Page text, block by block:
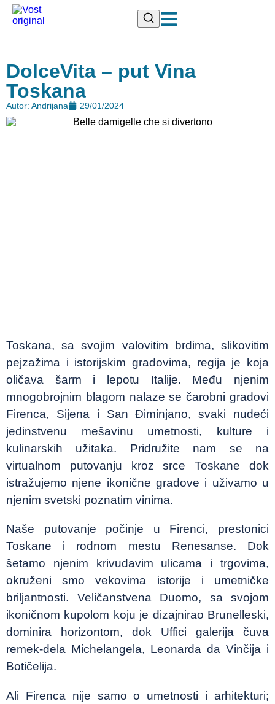
DolceVita – put Vina
Toskana
Autor: Andrijana 29/01/2024
Toskana, sa svojim valovitim brdima, slikovitim
pejzažima i istorijskim gradovima, regija je koja
oličava šarm i lepotu Italije. Među njenim
mnogobrojnim blagom nalaze se čarobni gradovi
Firenca, Sijena i San Điminjano, svaki nudeći
jedinstvenu mešavinu umetnosti, kulture i
kulinarskih užitaka. Pridružite nam se na
virtualnom putovanju kroz srce Toskane dok
istražujemo njene ikonične gradove i uživamo u
njenim svetski poznatim vinima.
Naše putovanje počinje u Firenci, prestonici
Toskane i rodnom mestu Renesanse. Dok
šetamo njenim krivudavim ulicama i trgovima,
okruženi smo vekovima istorije i umetničke
briljantnosti. Veličanstvena Duomo, sa svojom
ikoničnom kupolom koju je dizajnirao Brunelleski,
dominira horizontom, dok Uffici galerija čuva
remek-dela Michelangela, Leonarda da Vinčija i
Botičelija.
Ali Firenca nije samo o umetnosti i arhitekturi;